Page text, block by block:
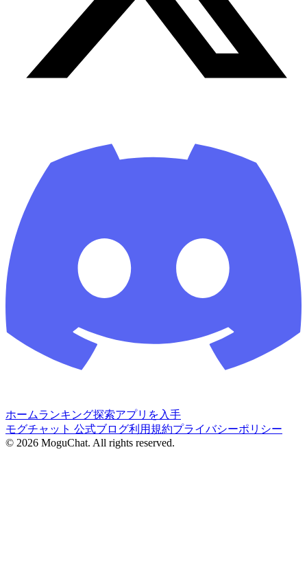
ホームランキング探索アプリを入手
モグチャット 公式ブログ利用規約プライバシーポリシー
© 2026 MoguChat. All rights reserved.